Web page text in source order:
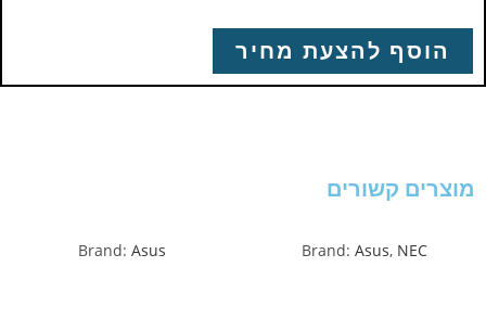
הוסף להצעת מחיר
מוצרים קשורים
Brand: Asus, NEC
Brand: Asus